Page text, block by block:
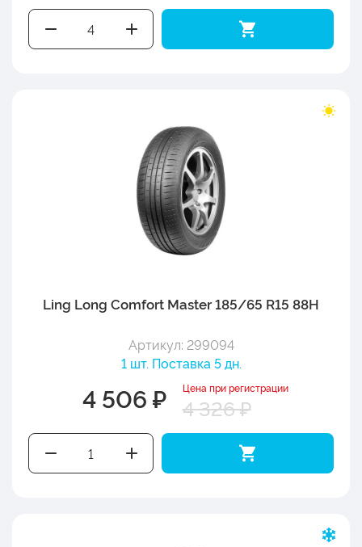
Ling Long Comfort Master 185/65 R15 88H
Артикул: 299094
1 шт. Поставка 5 дн.
4 506 ₽ Цена при регистрации
4 326 ₽